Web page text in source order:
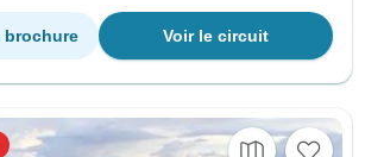
Voir le circuit
brochure